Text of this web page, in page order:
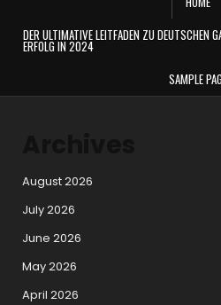
DER ULTIMATIVE LEITFADEN ZU DEUTSCHEN
ERFOLG IN 2024
SAMPLE
August 2026
July 2026
June 2026
May 2026
April 2026